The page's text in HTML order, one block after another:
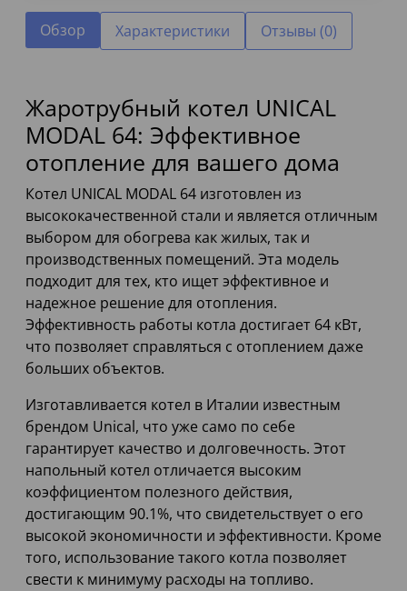
Обзор Характеристики Отзывы (0)
Жаротрубный котел UNICAL
MODAL 64: Эффективное
отопление для вашего дома
Котел UNICAL MODAL 64 изготовлен из
высококачественной стали и является отличным
выбором для обогрева как жилых, так и
производственных помещений. Эта модель
подходит для тех, кто ищет эффективное и
надежное решение для отопления.
Эффективность работы котла достигает 64 кВт,
что позволяет справляться с отоплением даже
больших объектов.
Изготавливается котел в Италии известным
брендом Unical, что уже само по себе
гарантирует качество и долговечность. Этот
напольный котел отличается высоким
коэффициентом полезного действия,
достигающим 90.1%, что свидетельствует о его
высокой экономичности и эффективности. Кроме
того, использование такого котла позволяет
свести к минимуму расходы на топливо.